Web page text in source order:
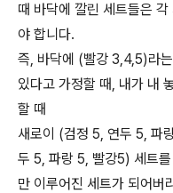
때 바닥에 깔린 세트들은
야 합니다.
즉, 바닥에 (빨강 3,4,5)라
있다고 가정할 때, 내가 내
할 때
새로이 (검정 5, 연두 5, 파
두 5, 파랑 5, 빨강5) 세트
만 이루어진 세트가 되어버